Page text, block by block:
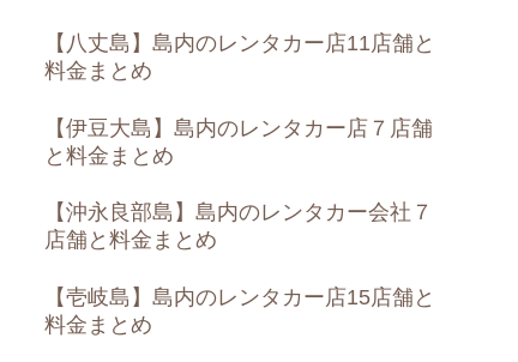
【八丈島】島内のレンタカー店11店舗と
料金まとめ
【伊豆大島】島内のレンタカー店７店舗
と料金まとめ
【沖永良部島】島内のレンタカー会社７
店舗と料金まとめ
【壱岐島】島内のレンタカー店15店舗と
料金まとめ